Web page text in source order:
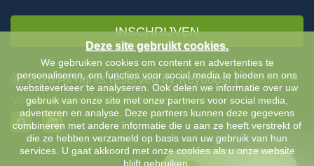
INSCHRIJVEN
Ⓒ 2026 All rights reserved by Keyboost |Algemene
Voorwaarden-Privacybeleid
Deze site gebruikt cookies.
We gebruiken cookies om content en advertenties te
personaliseren, om functies voor social media te bieden en ons
websiteverkeer te analyseren. Ook delen we informatie over uw
gebruik van onze site met onze partners voor social media,
adverteren en analyse. Deze partners kunnen deze gegevens
combineren met andere informatie die u aan ze heeft verstrekt of
die ze hebben verzameld op basis van uw gebruik van hun
services. U gaat akkoord met onze cookies als u onze website
blijft gebruiken.